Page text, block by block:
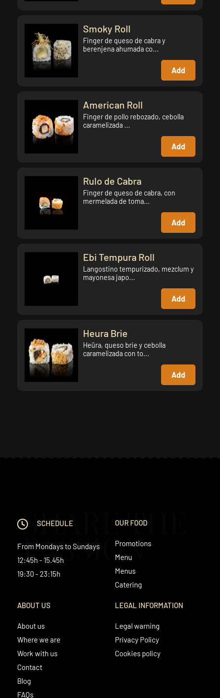
Smoky Roll
Finger de queso de cabra y
berenjena ahumada co...
Add
American Roll
Finger de pollo rebozado, cebolla
caramelizada ...
Add
Rulo de Cabra
Finger de queso de cabra, con
mermelada de toma...
Add
Ebi Tempura Roll
Langostino tempurizado, mezclum y
mayonesa japo...
Add
Heura Brie
Heüra, queso brie y cebolla
caramelizada con to...
Add
SHARE THE
PASSION
SCHEDULE
From Mondays to Sundays
12:45h - 15.45h
19:30 - 23:15h
OUR FOOD
Promotions
Menu
Menus
Catering
ABOUT US
About us
Where we are
Work with us
Contact
Blog
FAQs
LEGAL INFORMATION
Legal warning
Privacy Policy
Cookies policy